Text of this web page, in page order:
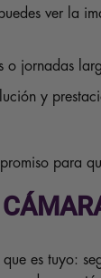
ver la
o jornadas
y
para
que es tuyo: